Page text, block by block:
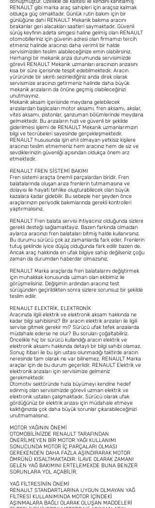
RENAULT gibi marka araç sahipleri için araçsız kalmak
oldukça güç olmaktadır. Günlük rutin bakım için bir
günlüğüne dahi RENAULT Mekanik bakıma aracını
bırakanlar geri alacakları saatleri saymaktadır. Güvenli
sürüş keyfinin adeta simgesi haline gelmiş olan RENAULT
otomobilleriniz için güvenin adresi olan firmamızı tercih
etmeniz halinde aracınızı daha verimli bir halde
servisimizden teslim alabileceğinize emin olabilirsiniz.
Herhangi bir mekanik arıza durumunda servisimizde
görevli RENAULT Mekanik uzmanları aracınızın arızasını
kısa bir süre içerisinde tespit edebilmektedir. Aracın
yürüründe bir sıkıntı sezinlediğiniz anda direk olarak
servisimize aracınızı getirmeniz halinde daha büyük
mekanik arızaların da önüne geçmiş olabileceğinizi
unutmayınız.
Mekanik aksam içerisinde meydana gelebilecek
arızalardan başlıcaları motor aksamı, fren aksamı, akslar,
vites aksamı, pistonlar, şanzuman bölümlerinde meydana
gelmektedir. Bu arızaların hızlı ve güvenli bir şekilde
giderilmesi işlemi de RENAULT Mekanik uzmanlarımızın
bilgi ve tecrübeleri sayesinde gerçekleşmektedir.
RENAULT hususunda işin ehli olmayan yetkisiz kişilere
aracınızı teslim etmemeniz hem aracınız hem de siz ve
sevdiklerinizin güvenliği açısından oldukça önem arz
etmektedir.
RENAULT FREN SİSTEMİ BAKIMI
Fren sistemi araçta önemli parçalardan biridir. Fren
balatalarında oluşan arıza frenlerin tutmamasına ve
dolayısı ile hayati tehlike oluşturabilecek olan büyük
kazalara kadar gidebilir. Bu sebeple her şeyden önce
araçlarınızın periyodik bakımlarında gerekli kontrolleri
yaptırmalısınız.
RENAULT Fren balata servisi ihtiyacınız olduğunda sizlere
gerekli desteği sağlamaktayız. Bazen farkında olmadan
aylarca aracınızı fren balataları bitmiş halde kullanırsınız.
Bu durumu sürücü çok az zamanlarda fark eder. Frenlerin
tutuş şeklinde iyice düşüş olduğunda fark edilir bazen de.
Ancak araç hakkında en ufak bilgiye sahip değilseniz çoğu
zaman da durumdan haberdar olmazsınız.
RENAULT Marka araçlarda fren balatalarını değiştirmek
için muhakkak konusunda uzman olan ekibimiz ile
görüşmelisiniz. Değişimin ardından aracınız test
sürüşünden geçirildikten sonra sizlere sorunsuz bir şekilde
teslim edilir.
RENAULT ELEKTRİK, ELEKTRONİK
Aracınızla ilgili elektrik ve elektronik aksam hakkında ne
kadar bilgi sahibisiniz? Bir aracın elektrik arızaları ile ilgili
servise gitmek gerekir mi? Sürücü ufak tefek arızalarda
müdahale ederse ne olur? Bu soruları çoğaltabiliriz.
Öncelikle hiç bir sürücü kullandığı aracın elektrik ve
elektronik aksamı hakkında detaylı bir bilgi sahibi olamaz.
Sonuç itibari ile bu işin ustası olunmadığı taktirde aracın
neresinde tam olarak ne var bilinemez. RENAULT Marka
araçlar için de bu durum geçerlidir. RENAULT Elektrik ve
elektronik arızaları için servisimize gelmeniz
gerekmektedir.
Otomotiv sektöründe hızla büyümeyi kendine hedef
edinmiş olan servisimizde görevli uzman elektrik ve
elektronik ustaları çalışmaktadır. Sürücü olarak ufak
gördüğünüz bir elektrik arızası için müdahale etmeye
kalktığınızda çok daha büyük sorunlar çıkarabileceğinizi
unutmamalısınız.
MOTOR YAĞININ ÖNEMİ
OTOMOBİLİNİZDE RENAULT TARAFINDAN
ÖNERİLMEYEN BİR MOTOR YAĞI KULLANIMI
SONUCUNDA MOTOR İÇ PARÇALARI OLMASI
GEREKENDEN DAHA FAZLA AŞINDIRARAK MOTOR
ÖMRÜNÜ KISALTMAKTADIR. İLAVE OLARAK ZAMANI
GELEN YAĞ BAKIMINI ERTELEMEKDE BUNA BENZER
SORUNLARA YOL AÇABİLİR.
YAĞ FİLTRESİNİN ÖNEMİ
RENAULT STANDARTLARINA UYGUN OLMAYAN YAĞ
FİLTRESİ KULLANIMINDA MOTOR İÇİNDEKİ
AŞINMALARA BAĞLI OLARAK OLUŞAN MADDELERİ